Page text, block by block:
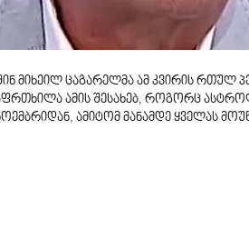
მიხეილ ცაგარელმა ამ კვირის რთულ
ამის შესახებ, როგორც
ამიტომ მანამდე ყველას